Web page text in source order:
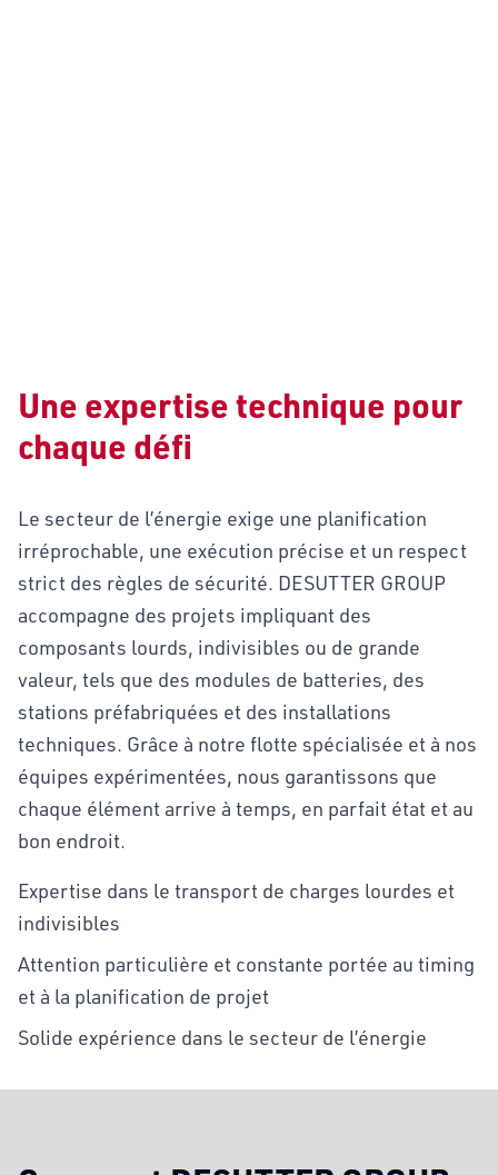
Une expertise technique pour
chaque défi
Le secteur de l’énergie exige une planification
irréprochable, une exécution précise et un respect
strict des règles de sécurité. DESUTTER GROUP
accompagne des projets impliquant des
composants lourds, indivisibles ou de grande
valeur, tels que des modules de batteries, des
stations préfabriquées et des installations
techniques. Grâce à notre flotte spécialisée et à nos
équipes expérimentées, nous garantissons que
chaque élément arrive à temps, en parfait état et au
bon endroit.
Expertise dans le transport de charges lourdes et
indivisibles
Attention particulière et constante portée au timing
et à la planification de projet
Solide expérience dans le secteur de l’énergie